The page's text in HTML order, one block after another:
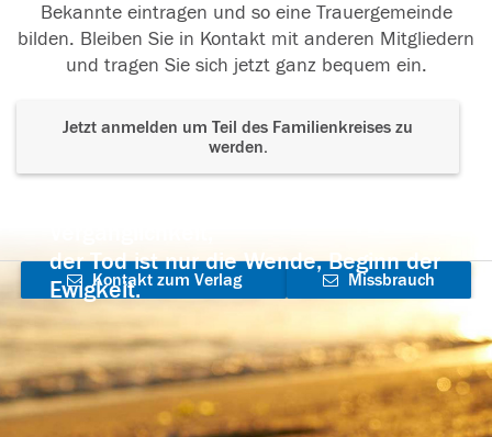
Bekannte eintragen und so eine Trauergemeinde
bilden. Bleiben Sie in Kontakt mit anderen Mitgliedern
und tragen Sie sich jetzt ganz bequem ein.
Jetzt anmelden um Teil des Familienkreises zu
werden.
der Tod ist nur die Wende, Beginn der
Ewigkeit.
Kontakt zum Verlag
aufnehmen
Missbrauch